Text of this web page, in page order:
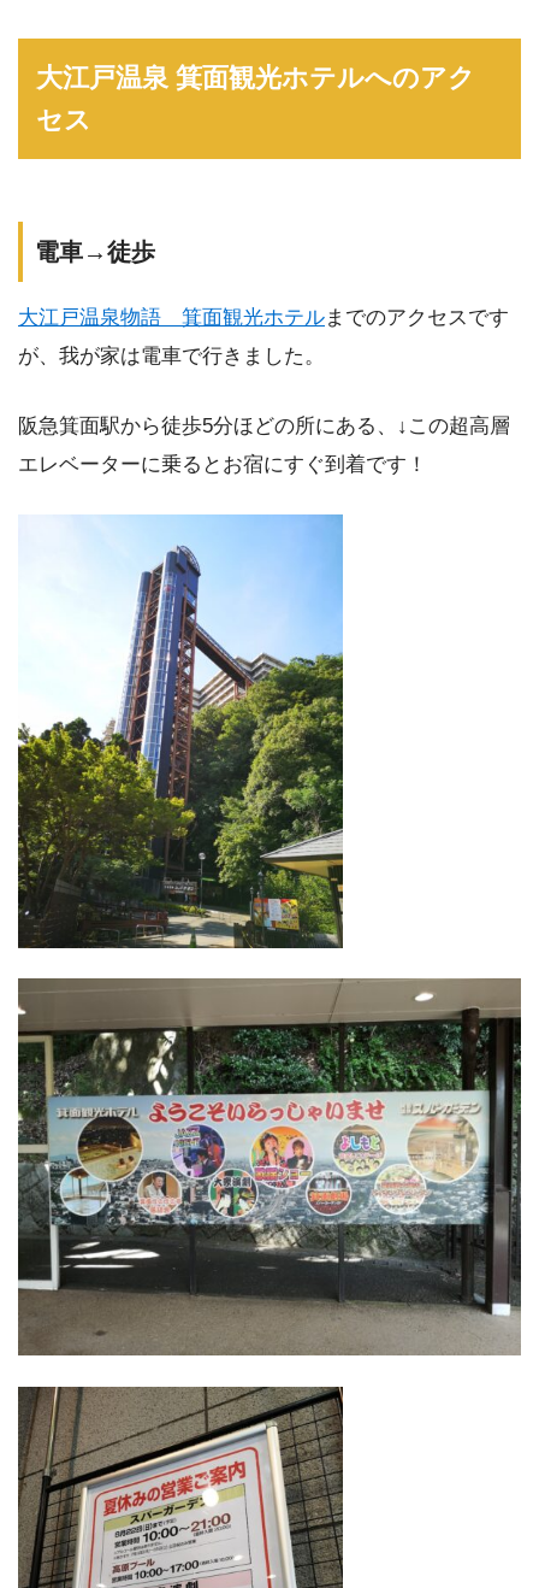
大江戸温泉 箕面観光ホテルへのアク
セス
電車→徒歩
大江戸温泉物語 箕面観光ホテルまでのアクセスです
が、我が家は電車で行きました。
阪急箕面駅から徒歩5分ほどの所にある、↓この超高層
エレベーターに乗るとお宿にすぐ到着です！